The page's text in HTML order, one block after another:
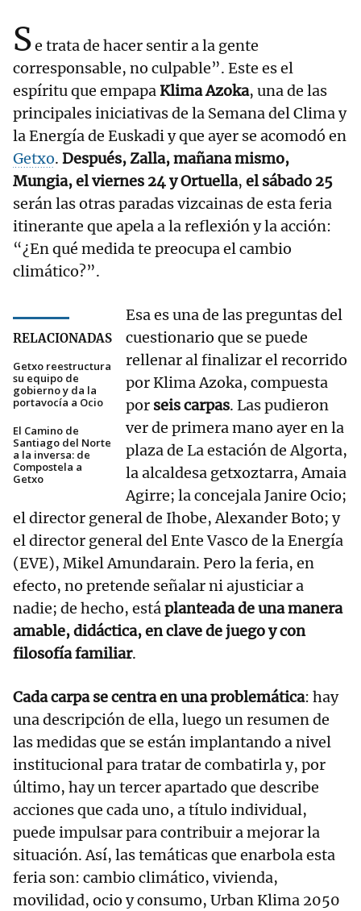
Se trata de hacer sentir a la gente
corresponsable, no culpable”. Este es el
espíritu que empapaKlima Azoka, una de las
principales iniciativas de la Semana del Clima y
la Energía de Euskadi y que ayer se acomodó en
Getxo. Después, Zalla, mañana mismo,
Mungia, el viernes 24 y Ortuella, el sábado 25
serán las otras paradas vizcainas de esta feria
itinerante que apela a la reflexión y la acción:
“¿En qué medida te preocupa el cambio
climático?”.
RELACIONADAS
Getxo reestructura
su equipo de
gobierno y da la
portavocía a Ocio
El Camino de
Santiago del Norte
a la inversa: de
Compostela a
Getxo
Esa es una de las preguntas del
cuestionario que se puede
rellenar al finalizar el recorrido
por Klima Azoka, compuesta
por seis carpas. Las pudieron
ver de primera mano ayer en la
plaza de La estación de Algorta,
la alcaldesa getxoztarra, Amaia
Agirre; la concejala Janire Ocio;
el director general de Ihobe, Alexander Boto; y
el director general del Ente Vasco de la Energía
(EVE), Mikel Amundarain. Pero la feria, en
efecto, no pretende señalar ni ajusticiar a
nadie; de hecho, estáplanteada de una manera
amable, didáctica, en clave de juego y con
filosofía familiar.
Cada carpa se centra en una problemática: hay
una descripción de ella, luego un resumen de
las medidas que se están implantando a nivel
institucional para tratar de combatirla y, por
último, hay un tercer apartado que describe
acciones que cada uno, a título individual,
puede impulsar para contribuir a mejorar la
situación. Así, las temáticas que enarbola esta
feria son: cambio climático, vivienda,
movilidad, ocio y consumo, Urban Klima 2050